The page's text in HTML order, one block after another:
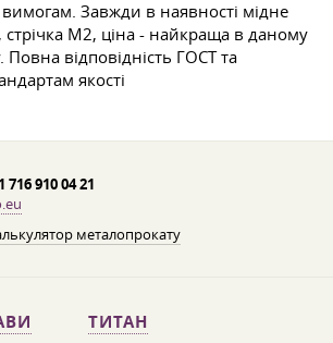
Завжди в наявності мідне
стрічка М2, ціна - найкраща в даному
Повна відповідність ГОСТ та
якості
716 910 04 21
металопрокату
ТИТАН